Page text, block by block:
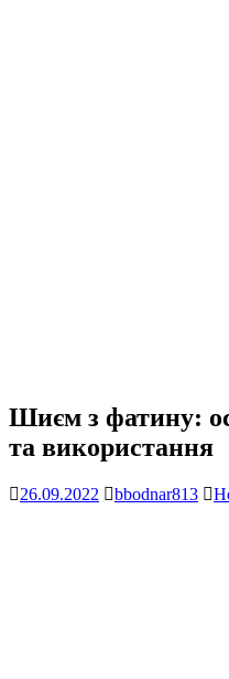
Шиєм з фатину:
та використання
26.09.2022 bbodnar813